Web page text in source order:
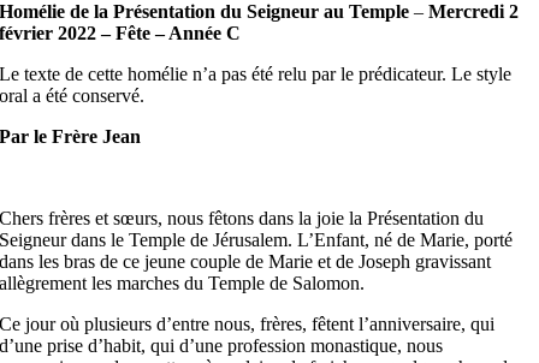
Homélie de la Présentation du Seigneur au Temple–Mercredi 2
février 2022 – Fête – Année C
Le texte de cette homélie n’a pas été relu par le prédicateur. Le style
oral a été conservé.
Par le FrèreJean
Chers frères et sœurs, nous fêtons dans la joie la Présentation du
Seigneur dans le Temple de Jérusalem. L’Enfant, né de Marie, porté
dans les bras de ce jeune couple de Marie et de Joseph gravissant
allègrement les marches du Temple de Salomon.
Ce jour où plusieurs d’entre nous, frères, fêtent l’anniversaire, qui
d’une prise d’habit, qui d’une profession monastique, nous